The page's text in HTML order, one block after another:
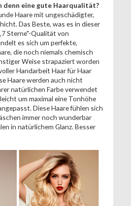
denn eine gute Haarqualität?
Haare mit ungeschädigter,
Das Beste, was es in dieser
Sterne"-Qualität von
es sich um perfekte,
die noch niemals chemisch
Weise strapaziert worden
Handarbeit Haar für Haar
Haare werden auch nicht
natürlichen Farbe verwendet
um maximal eine Tonhöhe
Diese Haare fühlen sich
immer noch wunderbar
in natürlichem Glanz. Besser